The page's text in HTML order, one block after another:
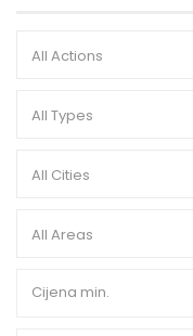
All Actions
All Types
All Cities
All Areas